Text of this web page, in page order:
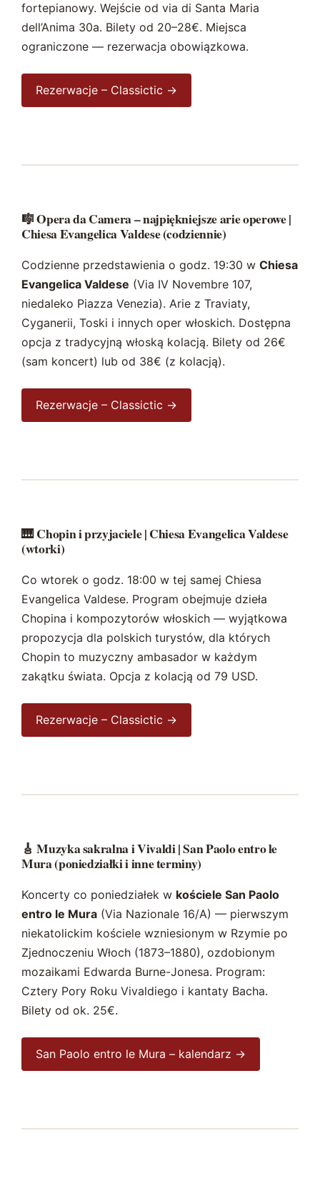
fortepianowy. Wejście od via di Santa Maria
dell’Anima 30a. Bilety od 20–28€. Miejsca
ograniczone — rezerwacja obowiązkowa.
Rezerwacje – Classictic →
🎼 Opera da Camera – najpiękniejsze arie operowe |
Chiesa Evangelica Valdese (codziennie)
Codzienne przedstawienia o godz. 19:30 w Chiesa
Evangelica Valdese (Via IV Novembre 107,
niedaleko Piazza Venezia). Arie z Traviaty,
Cyganerii, Toski i innych oper włoskich. Dostępna
opcja z tradycyjną włoską kolacją. Bilety od 26€
(sam koncert) lub od 38€ (z kolacją).
Rezerwacje – Classictic →
🎹 Chopin i przyjaciele | Chiesa Evangelica Valdese
(wtorki)
Co wtorek o godz. 18:00 w tej samej Chiesa
Evangelica Valdese. Program obejmuje dzieła
Chopina i kompozytorów włoskich — wyjątkowa
propozycja dla polskich turystów, dla których
Chopin to muzyczny ambasador w każdym
zakątku świata. Opcja z kolacją od 79 USD.
Rezerwacje – Classictic →
🎸 Muzyka sakralna i Vivaldi | San Paolo entro le
Mura (poniedziałki i inne terminy)
Koncerty co poniedziałek w kościele San Paolo
entro le Mura (Via Nazionale 16/A) — pierwszym
niekatolickim kościele wzniesionym w Rzymie po
Zjednoczeniu Włoch (1873–1880), ozdobionym
mozaikami Edwarda Burne-Jonesa. Program:
Cztery Pory Roku Vivaldiego i kantaty Bacha.
Bilety od ok. 25€.
San Paolo entro le Mura – kalendarz →